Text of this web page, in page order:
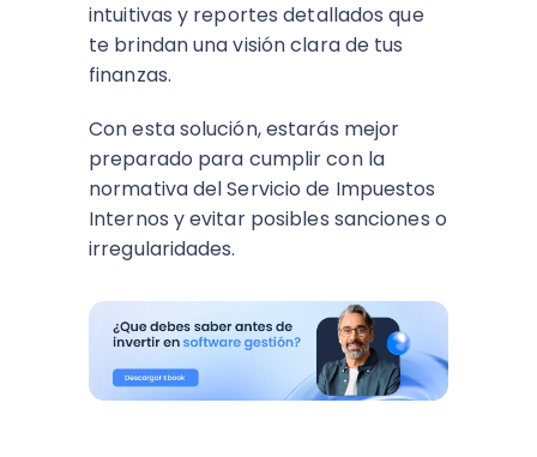
intuitivas y reportes detallados que
te brindan una visión clara de tus
finanzas.
Con esta solución, estarás mejor
preparado para cumplir con la
normativa del Servicio de Impuestos
Internos y evitar posibles sanciones o
irregularidades.